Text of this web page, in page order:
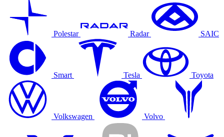
Polestar Radar SAIC
Smart Tesla Toyota
Volkswagen Volvo